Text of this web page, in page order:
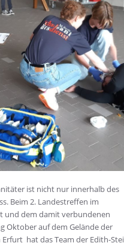
ist nicht nur innerhalb des
Beim 2. Landestreffen im
und dem damit verbundenen
Oktober auf dem Gelände der
Erfurt hat das Team der Edith-